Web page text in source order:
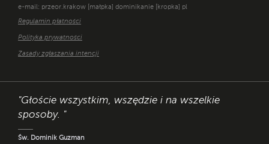
e-mail: przeor.krakow [małpka] dominikanie [kropka] pl
Regulamin płatności
Polityka prywatności
Zasady zgłaszania intencji
"Głoście wszystkim, wszędzie i na wszelkie
sposoby. "
Św. Dominik Guzman